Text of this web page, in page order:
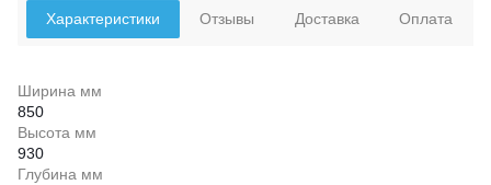
Характеристики
Ширина мм
850
Высота мм
930
Глубина мм
Отзывы Доставка Оплата